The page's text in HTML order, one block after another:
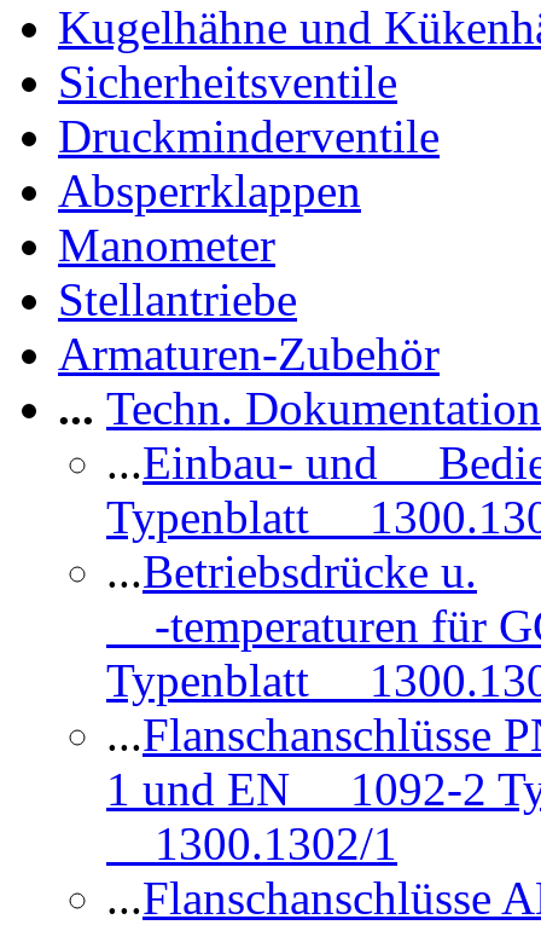
Kugelhähne und
Sicherheitsventile
Druckminderventile
Absperrklappen
Manometer
Stellantriebe
Armaturen-Zubehör
... Techn.
...Einbau- und
Typenblatt
...Betriebsdrücke u.
-temperaturen für
Typenblatt
...
1 und EN 1092-2
1300.1302/1
...